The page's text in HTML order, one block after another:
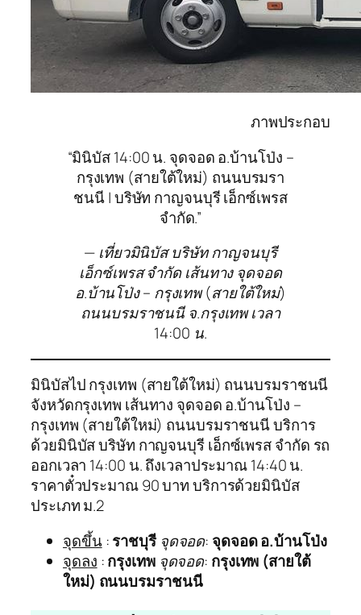
ภาพประกอบ
“มินิบัส 14:00 น. จุดจอด อ.บ้านโป่ง –
กรุงเทพ (สายใต้ใหม่) ถนนบรมรา
ชนนี | บริษัท กาญจนบุรี เอ็กซ์เพรส
จำกัด.”
— เที่ยวมินิบัส บริษัท กาญจนบุรี
เอ็กซ์เพรส จำกัด เส้นทาง จุดจอด
อ.บ้านโป่ง – กรุงเทพ (สายใต้ใหม่)
ถนนบรมราชนนี จ.กรุงเทพ เวลา
14:00 น.
มินิบัสไป กรุงเทพ (สายใต้ใหม่) ถนนบรมราชนนี
จังหวัดกรุงเทพ เส้นทาง จุดจอด อ.บ้านโป่ง –
กรุงเทพ (สายใต้ใหม่) ถนนบรมราชนนี บริการ
ด้วยมินิบัส บริษัท กาญจนบุรี เอ็กซ์เพรส จำกัด รถ
ออกเวลา 14:00 น. ถึงเวลาประมาณ 14:40 น.
ราคาตั๋วประมาณ 90 บาท บริการด้วยมินิบัส
ประเภท ม.2
จุดขึ้น:ราชบุรี จุดจอด: จุดจอด อ.บ้านโป่ง
จุดลง :กรุงเทพ จุดจอด: กรุงเทพ (สายใต้
ใหม่) ถนนบรมราชนนี